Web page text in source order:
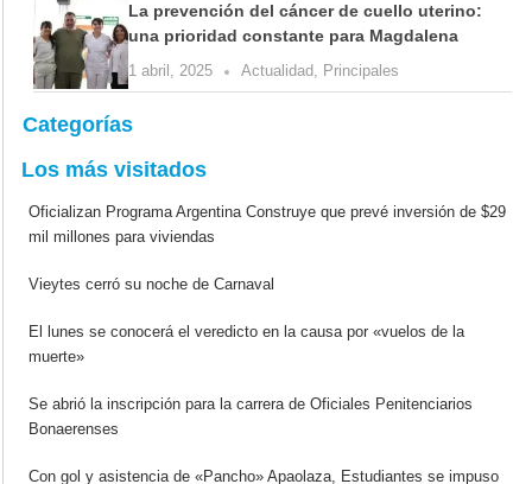
La prevención del cáncer de cuello uterino:
una prioridad constante para Magdalena
1 abril, 2025 Actualidad, Principales
Categorías
Los más visitados
Oficializan Programa Argentina Construye que prevé inversión de $29
mil millones para viviendas
Vieytes cerró su noche de Carnaval
El lunes se conocerá el veredicto en la causa por «vuelos de la
muerte»
Se abrió la inscripción para la carrera de Oficiales Penitenciarios
Bonaerenses
Con gol y asistencia de «Pancho» Apaolaza, Estudiantes se impuso